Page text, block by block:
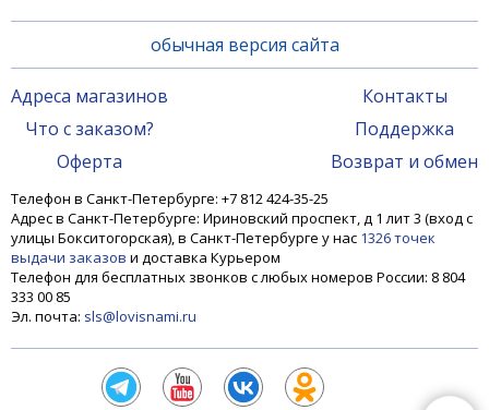
обычная версия сайта
Адреса магазинов
Что с заказом?
Оферта
Контакты
Поддержка
Возврат и обмен
Телефон в Санкт-Петербурге: +7 812 424-35-25
Адрес в Санкт-Петербурге: Ириновский проспект, д 1 лит 3 (вход с
улицы Бокситогорская), в Санкт-Петербурге у нас 1326 точек
выдачи заказов и доставка Курьером
Телефон для бесплатных звонков с любых номеров России: 8 804
333 00 85
Эл. почта: sls@lovisnami.ru